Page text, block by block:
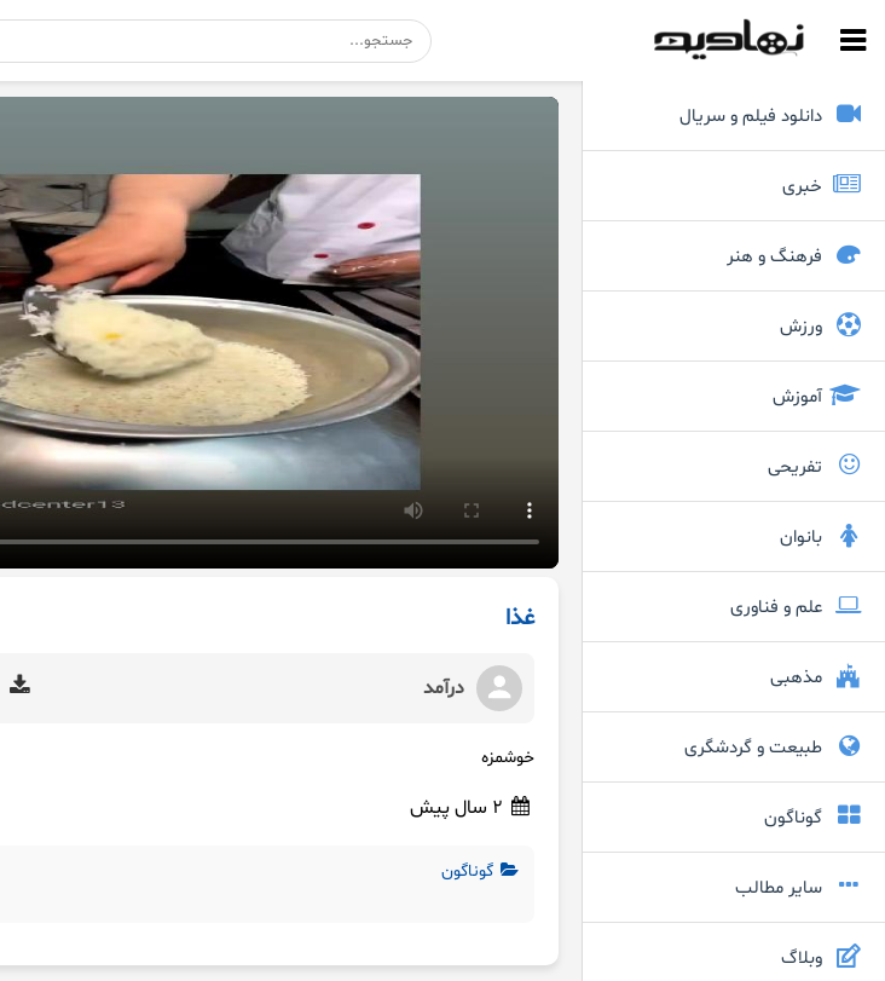
دانلود فیلم و سریال
خبری
فرهنگ و هنر
ورزش
آموزش
تفریحی
بانوان
علم و فناوری
مذهبی
طبیعت و گردشگری
گوناگون
سایر مطالب
وبلاگ
غذا
درآمد
خوشمزه
گوناگون